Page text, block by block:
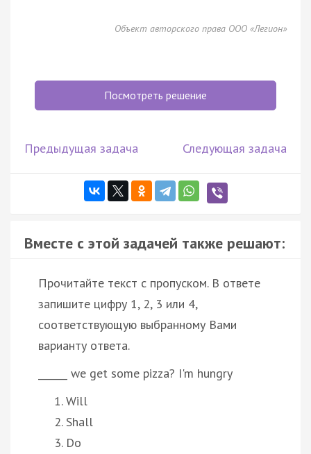
Объект авторского права ООО «Легион»
Посмотреть решение
Предыдущая задача Следующая задача
Вместе с этой задачей также решают:
Прочитайте текст с пропуском. В ответе
запишите цифру 1, 2, 3 или 4,
соответствующую выбранному Вами
варианту ответа.
______ we get some pizza? I'm hungry
Will
Shall
Do